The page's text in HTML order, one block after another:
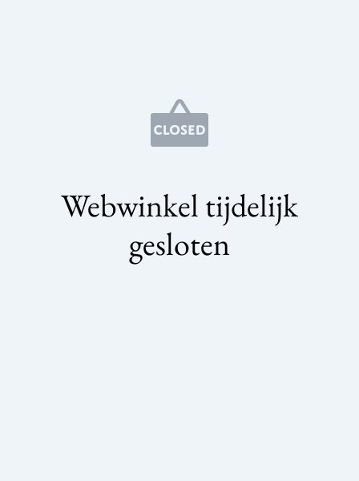
Webwinkel tijdelijk
gesloten